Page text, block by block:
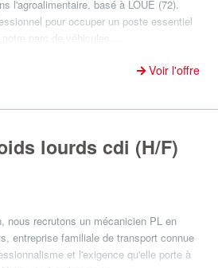
l'agroalimentaire, basé à LOUE (72).
pour occuper un poste essentiel
parc de véhicules....
Voir l'offre
lourds cdi (H/F)
nous recrutons un mécanicien PL en
entreprise familiale de transport connue
et l'exigence qu'elle porte à